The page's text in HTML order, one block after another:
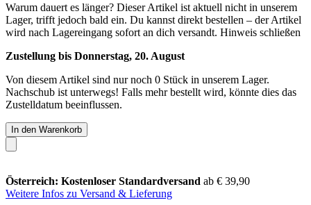
Warum dauert es länger? Dieser Artikel ist aktuell nicht in unserem
Lager, trifft jedoch bald ein. Du kannst direkt bestellen – der Artikel
wird nach Lagereingang sofort an dich versandt. Hinweis schließen
Zustellung bis Donnerstag, 20. August
Von diesem Artikel sind nur noch 0 Stück in unserem Lager.
Nachschub ist unterwegs! Falls mehr bestellt wird, könnte dies das
Zustelldatum beeinflussen.
In den Warenkorb
Österreich: Kostenloser Standardversand ab € 39,90
Weitere Infos zu Versand & Lieferung